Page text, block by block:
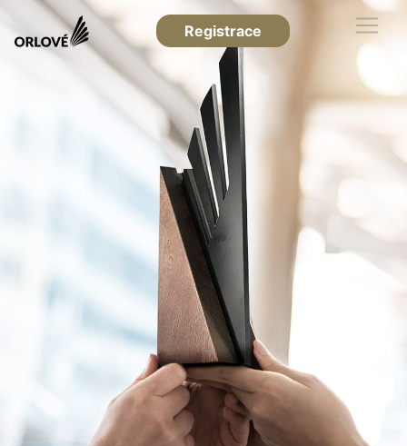
Registrace